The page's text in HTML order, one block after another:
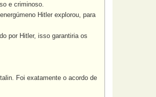
e criminoso.
Hitler explorou, para
por Hitler, isso garantiria os
Foi exatamente o acordo de